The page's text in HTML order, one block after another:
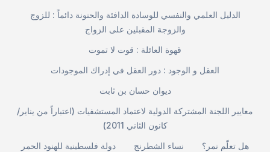
الدليل العلمي والنفسي للوسادة الدافئة والحنونة دائماً : للزوج
والزوجة المقبلين على الزواج
قهوة العائلة : قوت لا تموت
العقل و الوجود : دور العقل في إدراك الموجودات
ديوان حسان بن ثابت
معايير اللجنة المشتركة الدولية لاعتماد المستشفيات (اعتباراً من يناير/
كانون الثاني 2011)
دولة فلسطينية للهنود الحمر
نساء الشطرنج
هل تعلّم نمر؟